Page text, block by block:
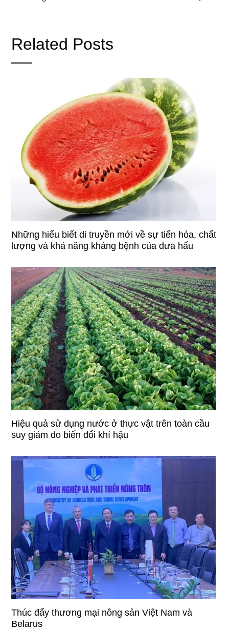
Related Posts
Những hiểu biết di truyền mới về sự tiến hóa, chất
lượng và khả năng kháng bệnh của dưa hấu
Hiệu quả sử dụng nước ở thực vật trên toàn cầu
suy giảm do biến đổi khí hậu
Thúc đẩy thương mại nông sản Việt Nam và
Belarus